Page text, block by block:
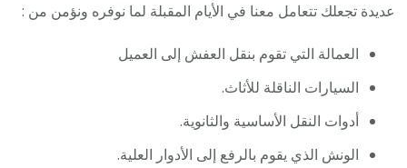
عديدة تجعلك تتعامل معنا في الأيام المقبلة لما نوفره ونؤمن من :
العمالة التي تقوم بنقل العفش إلى العميل
السيارات الناقلة للأثاث.
أدوات النقل الأساسية والثانوية.
الونش الذي يقوم بالرفع إلى الأدوار العلية.